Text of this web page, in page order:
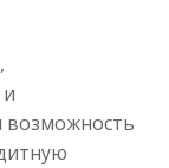
возможность